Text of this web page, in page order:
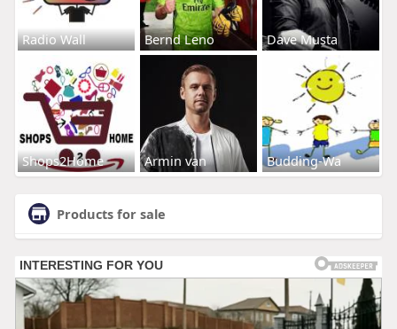
Radio Wall Bernd Leno Dave Musta
Shops2Home Armin van Budding-Wa
Products for sale